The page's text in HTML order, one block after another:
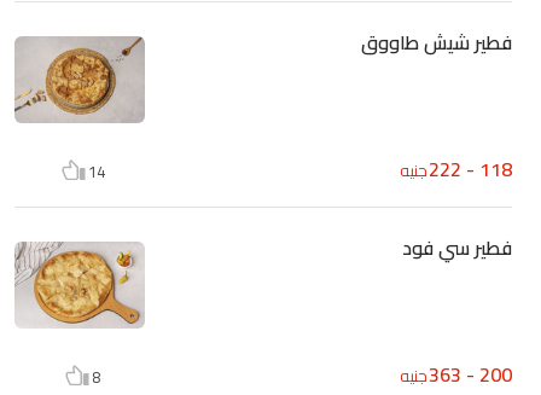
فطير شيش طاووق
118 - 222 جنيه 14
فطير سي فود
200 - 363 جنيه 8